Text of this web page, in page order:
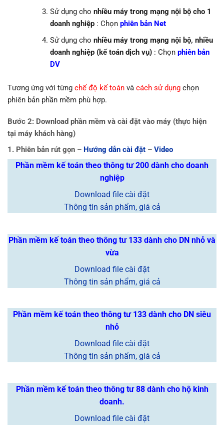
Sử dụng chonhiều máy trong mạng nội bộ cho 1
doanh nghiệp : Chọnphiên bản Net
Sử dụng chonhiều máy trong mạng nội bộ, nhiều
doanh nghiệp (kế toán dịch vụ) : Chọnphiên bản
DV
Tương ứng với từng chế độ kế toán và cách sử dụng chọn
phiên bản phần mềm phù hợp.
Bước 2: Download phần mềm và cài đặt vào máy (thực hiện
tại máy khách hàng)
1. Phiên bản rút gọn – Hướng dẫn cài đặt – Video
Phần mềm kế toán theo thông tư 200 dành cho doanh
nghiệp
Download file cài đặt
Thông tin sản phẩm, giá cả
Phần mềm kế toán theo thông tư 133 dành cho DN nhỏ và
vừa
Download file cài đặt
Thông tin sản phẩm, giá cả
Phần mềm kế toán theo thông tư 133 dành cho DN siêu
nhỏ
Download file cài đặt
Thông tin sản phẩm, giá cả
Phần mềm kế toán theo thông tư 88 dành cho hộ kinh
doanh.
Download file cài đặt